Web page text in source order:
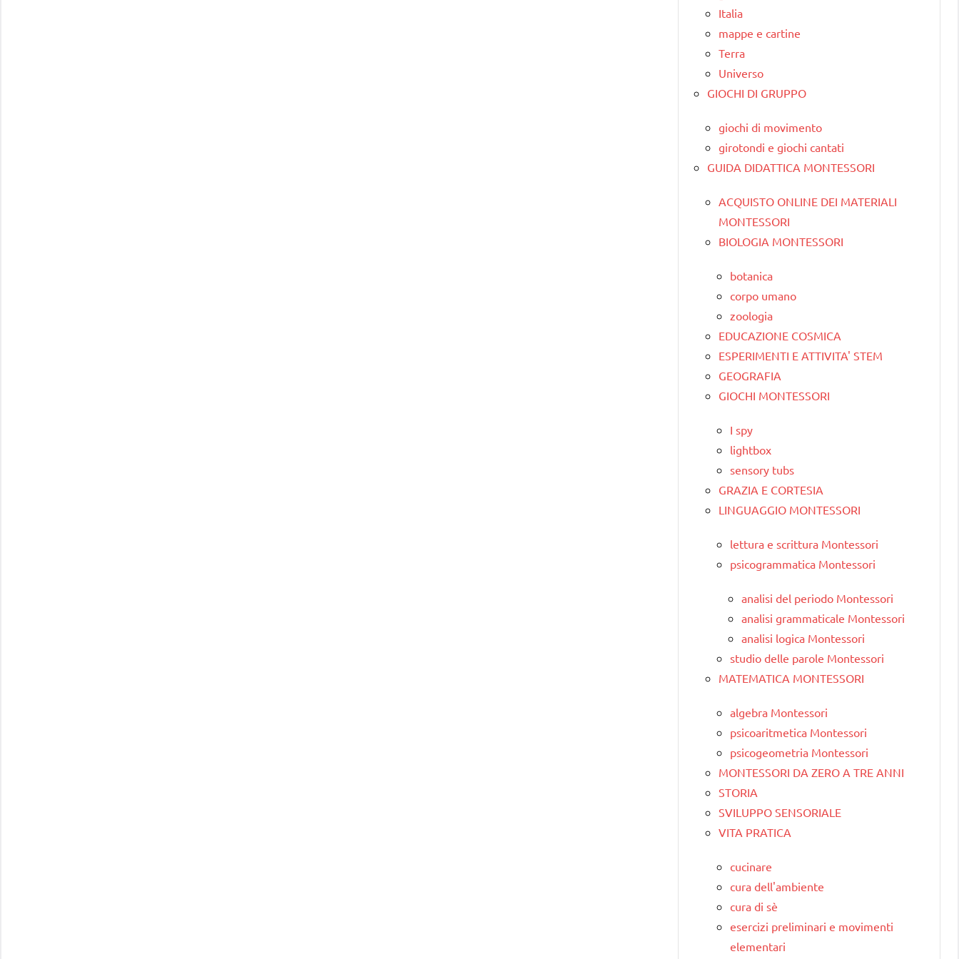
Italia
mappe e cartine
Terra
Universo
GIOCHI DI GRUPPO
giochi di movimento
girotondi e giochi cantati
GUIDA DIDATTICA MONTESSORI
ACQUISTO ONLINE DEI MATERIALI
MONTESSORI
BIOLOGIA MONTESSORI
botanica
corpo umano
zoologia
EDUCAZIONE COSMICA
ESPERIMENTI E ATTIVITA' STEM
GEOGRAFIA
GIOCHI MONTESSORI
I spy
lightbox
sensory tubs
GRAZIA E CORTESIA
LINGUAGGIO MONTESSORI
lettura e scrittura Montessori
psicogrammatica Montessori
analisi del periodo Montessori
analisi grammaticale Montessori
analisi logica Montessori
studio delle parole Montessori
MATEMATICA MONTESSORI
algebra Montessori
psicoaritmetica Montessori
psicogeometria Montessori
MONTESSORI DA ZERO A TRE ANNI
STORIA
SVILUPPO SENSORIALE
VITA PRATICA
cucinare
cura dell'ambiente
cura di sè
esercizi preliminari e movimenti
elementari